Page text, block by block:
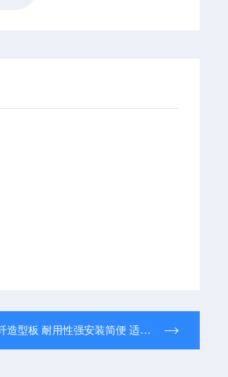
板 耐用性强安装简便 适用范围广 可定制